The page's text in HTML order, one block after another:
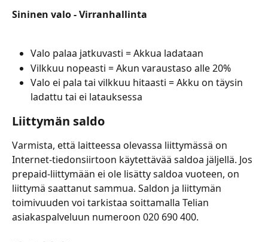
Sininen valo - Virranhallinta
Valo palaa jatkuvasti = Akkua ladataan
Vilkkuu nopeasti = Akun varaustaso alle 20%
Valo ei pala tai vilkkuu hitaasti = Akku on täysin
ladattu tai ei latauksessa
Liittymän saldo
Varmista, että laitteessa olevassa liittymässä on
Internet-tiedonsiirtoon käytettävää saldoa jäljellä. Jos
prepaid-liittymään ei ole lisätty saldoa vuoteen, on
liittymä saattanut sammua. Saldon ja liittymän
toimivuuden voi tarkistaa soittamalla Telian
asiakaspalveluun numeroon 020 690 400.